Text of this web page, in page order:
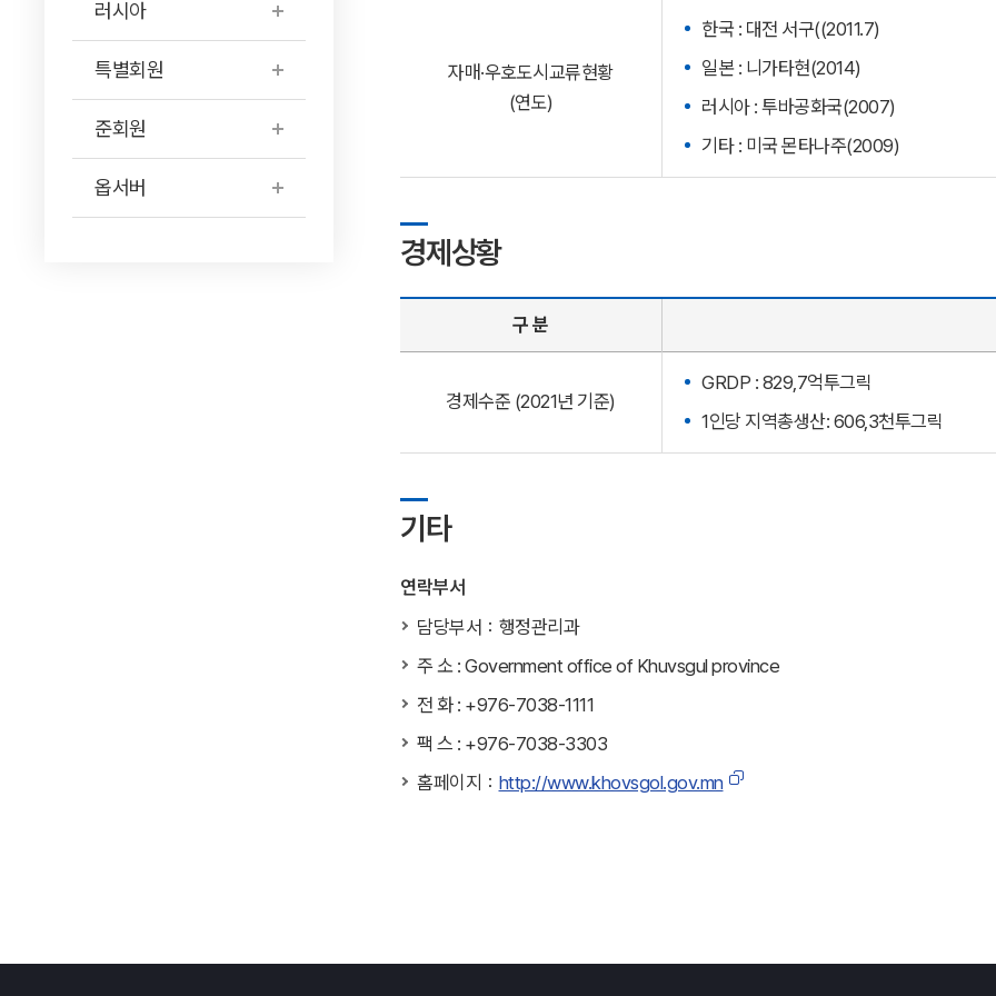
러시아
특별회원
준회원
옵서버
자매·우호도시교류현황
(연도)
한국 : 대전 서구((2011.7)
일본 : 니가타현(2014)
러시아 : 투바공화국(2007)
기타 : 미국 몬타나주(2009)
경제상황
구 분
경제수준 (2021년 기준)
GRDP : 829,7억투그릭
1인당 지역총생산: 606,3천투그릭
기타
연락부서
담당부서：행정관리과
주 소 : Government office of Khuvsgul province
전 화 : +976-7038-1111
팩 스 : +976-7038-3303
홈페이지： http://www.khovsgol.gov.mn